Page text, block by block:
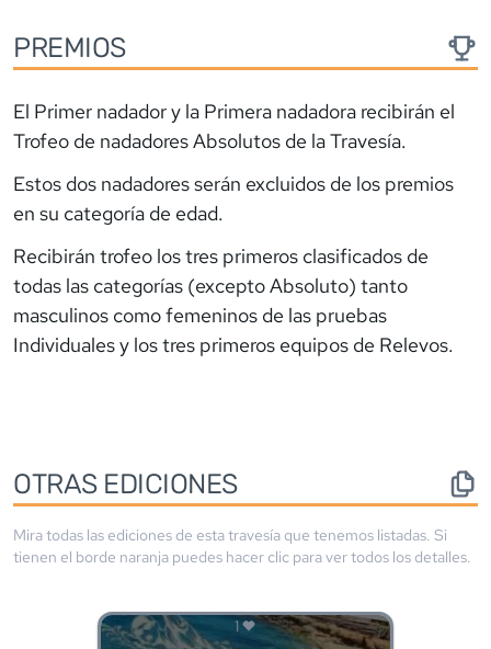
PREMIOS
El Primer nadador y la Primera nadadora recibirán el
Trofeo de nadadores Absolutos de la Travesía.
Estos dos nadadores serán excluidos de los premios
en su categoría de edad.
Recibirán trofeo los tres primeros clasificados de
todas las categorías (excepto Absoluto) tanto
masculinos como femeninos de las pruebas
Individuales y los tres primeros equipos de Relevos.
OTRAS EDICIONES
Mira todas las ediciones de esta travesía que tenemos listadas. Si
tienen el borde naranja puedes hacer clic para ver todos los detalles.
1